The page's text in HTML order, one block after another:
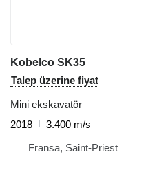
Kobelco SK35
Talep üzerine fiyat
Mini ekskavatör
2018
3.400 m/s
Fransa, Saint-Priest